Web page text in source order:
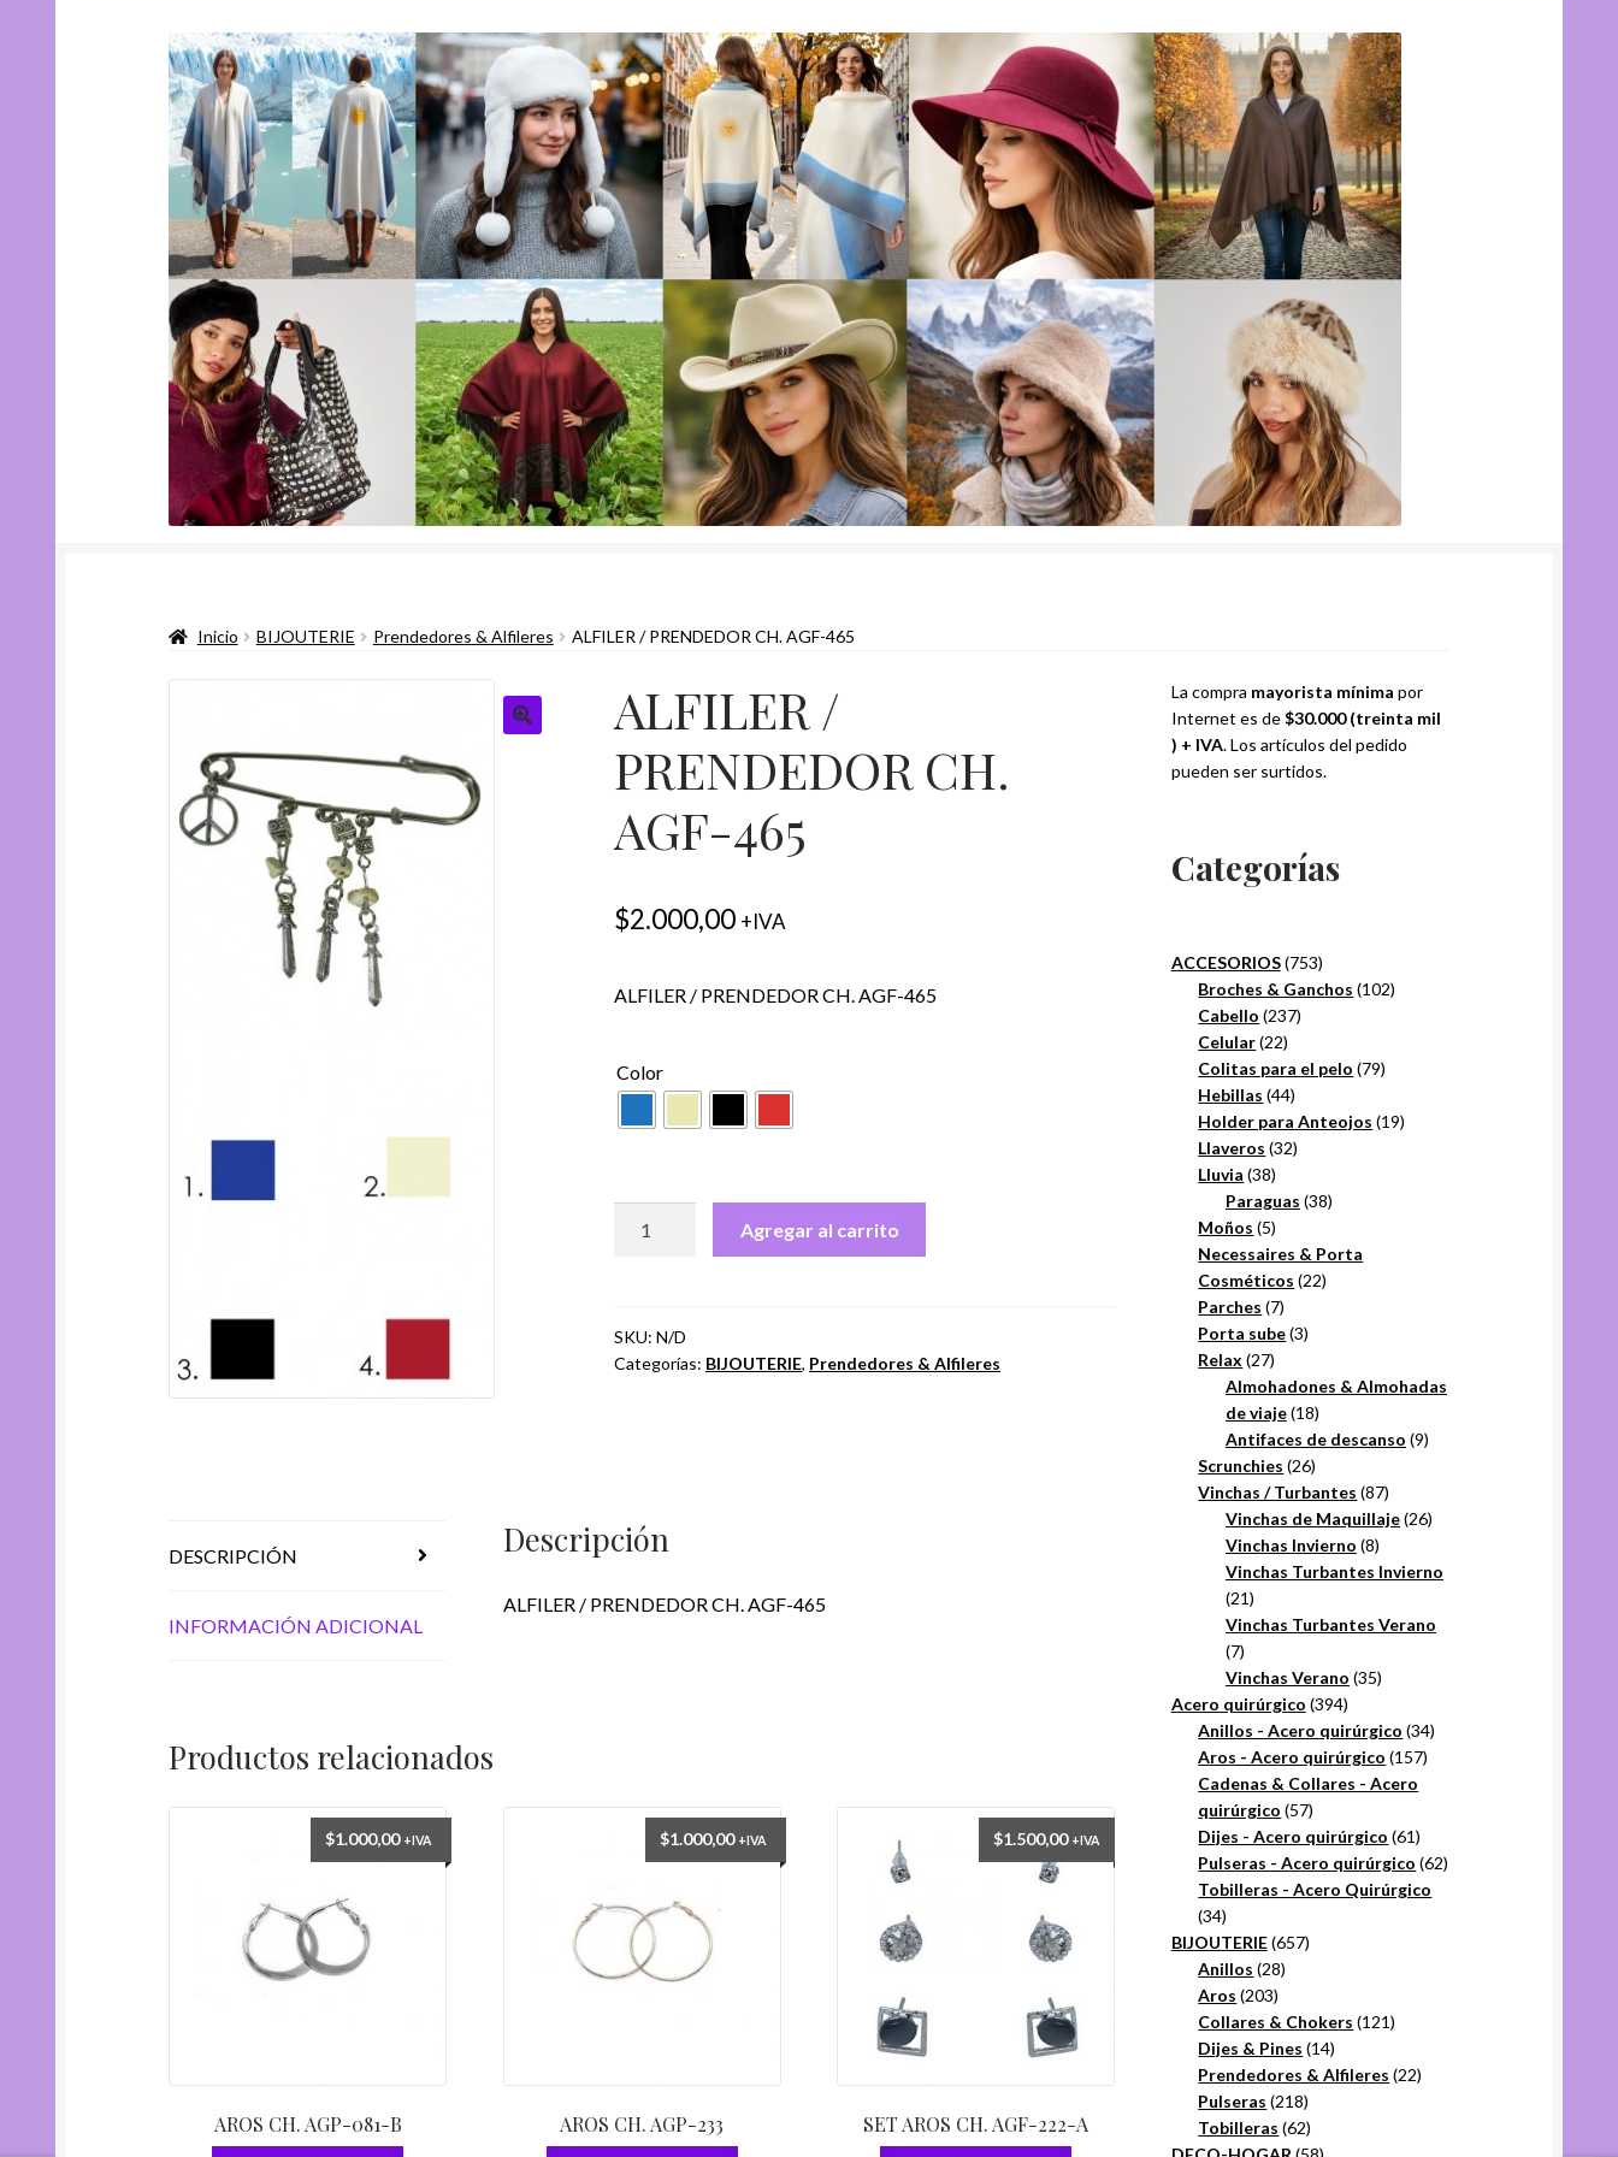
Inicio BIJOUTERIE Prendedores & Alfileres ALFILER / PRENDEDOR CH. AGF-465
ALFILER /
PRENDEDOR CH.
AGF-465
$2.000,00 +IVA
ALFILER / PRENDEDOR CH. AGF-465
Color
AGF-
465
Agregar al carrito
SKU:N/D
Categorías: BIJOUTERIE, Prendedores & Alfileres
DESCRIPCIÓN
INFORMACIÓN ADICIONAL
Descripción
ALFILER / PRENDEDOR CH. AGF-465
Productos relacionados
AROS CH. AGP-081-B
$1.000,00 +IVA
AROS CH. AGP-233
$1.000,00 +IVA
SET AROS CH. AGF-222-A
$1.500,00 +IVA
La compra mayorista mínima por
Internet es de$30.000 (treinta mil
) + IVA. Los artículos del pedido
pueden ser surtidos.
Categorías
ACCESORIOS 753753
productos
Broches & Ganchos 102102
Cabello 237237
Celular 2222
productos
Colitas para el pelo 7979
Hebillas 4444
productos
Holder para Anteojos 1919
Llaveros 3232
Lluvia 3838
productos
Paraguas 3838
Moños 55
productos
Necessaires & Porta
Cosméticos 2222
Parches 77
productos
Porta sube 33
Relax 2727
productos
Almohadones & Almohadas
de viaje 1818
productos
Antifaces de descanso 99
Scrunchies 2626
productos
Vinchas / Turbantes 8787
productos
Vinchas de Maquillaje 2626
Vinchas Invierno 88
productos
Vinchas Turbantes Invierno
2121
productos
Vinchas Turbantes Verano
77
productos
Vinchas Verano 3535
Acero quirúrgico 394394
productos
Anillos - Acero quirúrgico 3434
Aros - Acero quirúrgico 157157
Cadenas & Collares - Acero
quirúrgico 5757
productos
Dijes - Acero quirúrgico 6161
productos
Pulseras - Acero quirúrgico 6262
Tobilleras - Acero Quirúrgico
3434
productos
BIJOUTERIE 657657
Anillos 2828
Aros 203203
productos
Collares & Chokers 121121
Dijes & Pines 1414
productos
Prendedores & Alfileres 2222
Pulseras 218218
productos
Tobilleras 6262
productos
58